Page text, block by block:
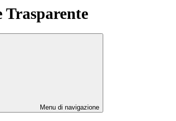
Menu di navigazione